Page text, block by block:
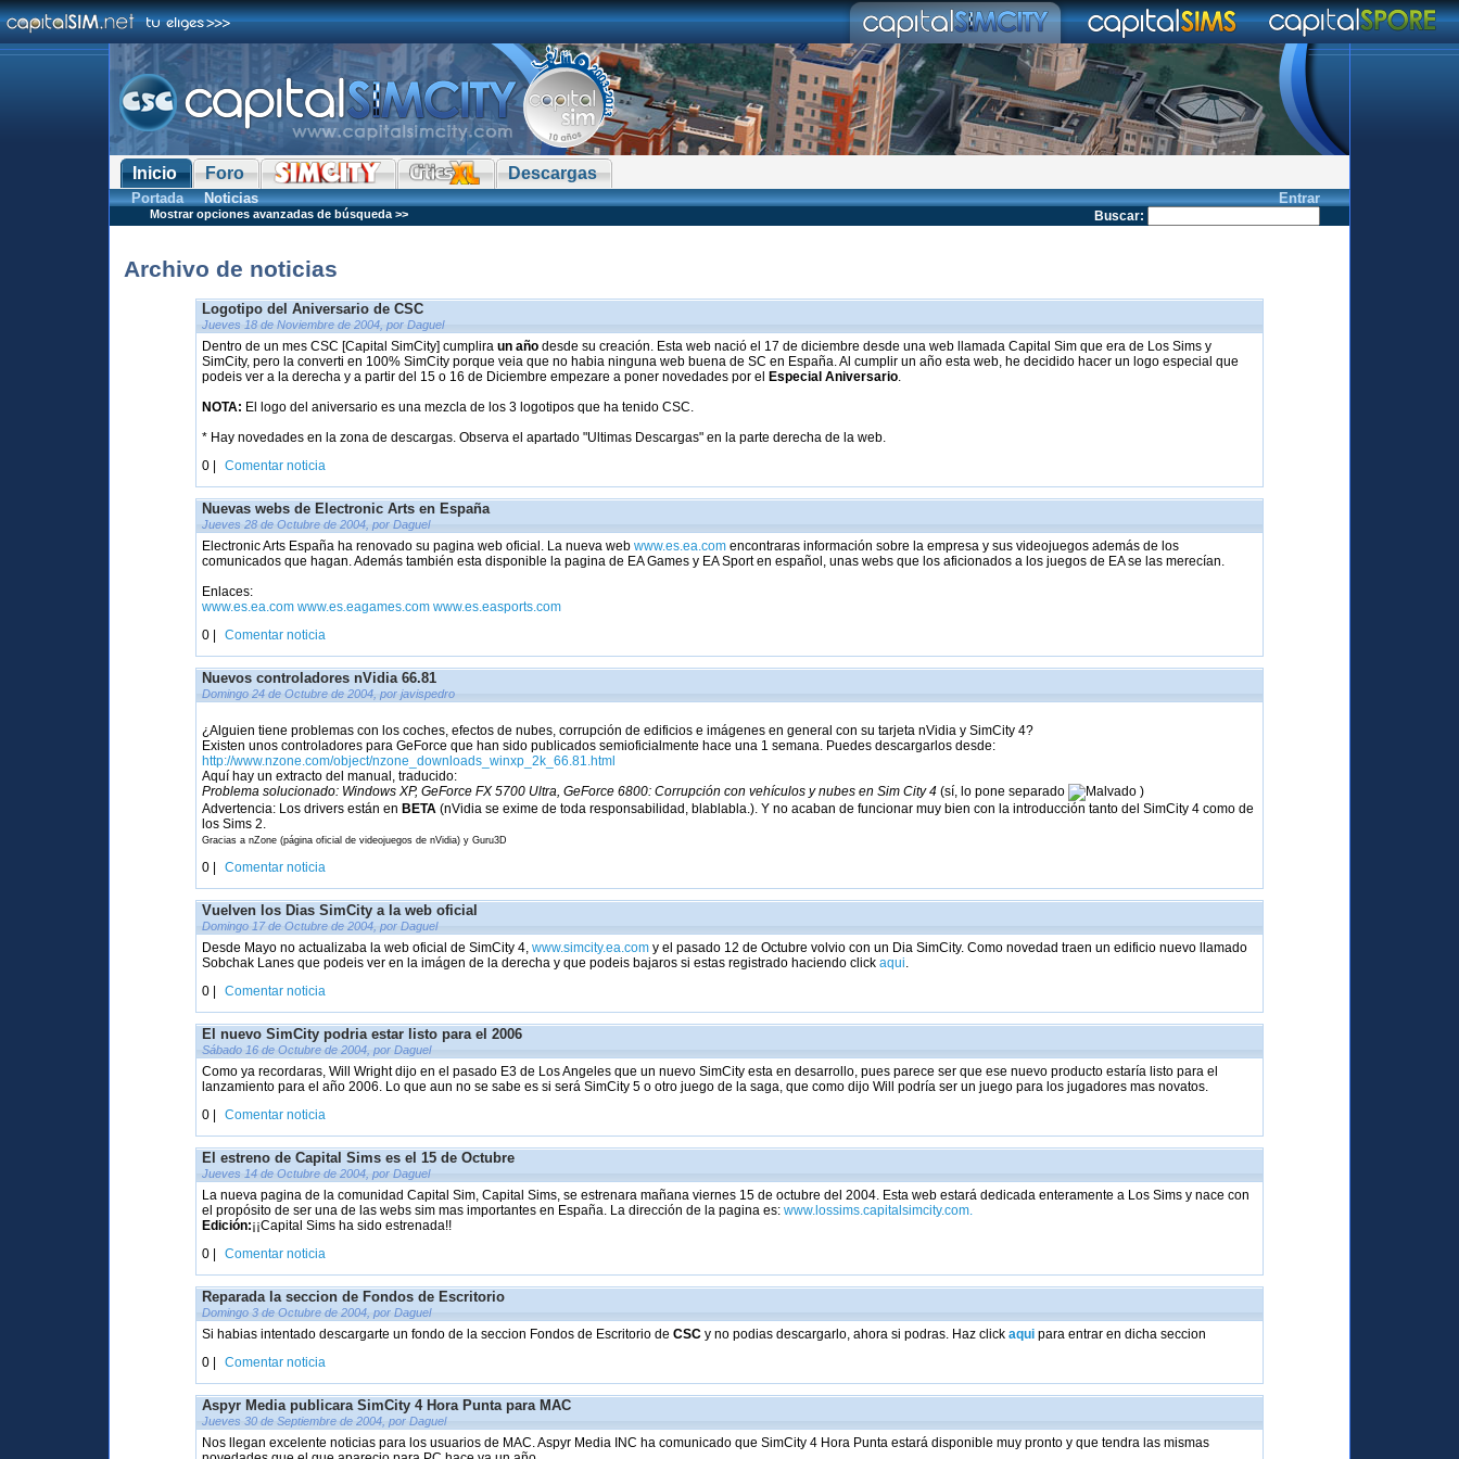
Inicio Foro Descargas
Entrar
Portada Noticias
Buscar:
Mostrar opciones avanzadas de búsqueda >>
Archivo de noticias
Logotipo del Aniversario de CSC
Jueves 18 de Noviembre de 2004, por Daguel
Dentro de un mes CSC [Capital SimCity] cumpliraun añodesde su creación. Esta web nació el 17 de diciembre desde una web llamada Capital Sim que era de Los Sims y
SimCity, pero la converti en 100% SimCity porque veia que no habia ninguna web buena de SC en España. Al cumplir un año esta web, he decidido hacer un logo especial que
podeis ver a la derecha y a partir del 15 o 16 de Diciembre empezare a poner novedades por el
Especial Aniversario.
NOTA: El logo del aniversario es una mezcla de los 3 logotipos que ha tenido CSC.
* Hay novedades en la zona de descargas. Observa el apartado "Ultimas Descargas" en la parte derecha de la web.
0 |
Comentar noticia
Nuevas webs de Electronic Arts en España
Jueves 28 de Octubre de 2004, por Daguel
Electronic Arts España ha renovado su pagina web oficial. La nueva webwww.es.ea.com encontraras información sobre la empresa y sus videojuegos además de los
comunicados que hagan. Además también esta disponible la pagina de EA Games y EA Sport en español, unas webs que los aficionados a los juegos de EA se las merecían.
Enlaces:
www.es.ea.com www.es.eagames.com www.es.easports.com
0 |
Comentar noticia
Nuevos controladores nVidia 66.81
Domingo 24 de Octubre de 2004, por javispedro
¿Alguien tiene problemas con los coches, efectos de nubes, corrupción de edificios e imágenes en general con su tarjeta nVidia y SimCity 4?
Existen unos controladores para GeForce que han sido publicados semioficialmente hace una 1 semana. Puedes descargarlos desde:
http://www.nzone.com/object/nzone_downloads_winxp_2k_66.81.html
Aquí hay un extracto del manual, traducido:
Problema solucionado: Windows XP, GeForce FX 5700 Ultra, GeForce 6800: Corrupción con vehículos y nubes en Sim City 4(sí, lo pone separado
)
Advertencia: Los drivers están en BETA (nVidia se exime de toda responsabilidad, blablabla.). Y no acaban de funcionar muy bien con la introducción tanto del SimCity 4 como de
los Sims 2.
Gracias a nZone (página oficial de videojuegos de nVidia) y Guru3D
0 | Comentar noticia
Vuelven los Dias SimCity a la web oficial
Domingo 17 de Octubre de 2004, por Daguel
Desde Mayo no actualizaba la web oficial de SimCity 4,www.simcity.ea.com y el pasado 12 de Octubre volvio con un Dia SimCity. Como novedad traen un edificio nuevo llamado
Sobchak Lanes que podeis ver en la imágen de la derecha y que podeis bajaros si estas registrado haciendo clickaqui.
0 |
Comentar noticia
El nuevo SimCity podria estar listo para el 2006
Sábado 16 de Octubre de 2004, por Daguel
Como ya recordaras, Will Wright dijo en el pasado E3 de Los Angeles que un nuevo SimCity esta en desarrollo, pues parece ser que ese nuevo producto estaría listo para el
lanzamiento para el año 2006. Lo que aun no se sabe es si será SimCity 5 o otro juego de la saga, que como dijo Will podría ser un juego para los jugadores mas novatos.
0 |
Comentar noticia
El estreno de Capital Sims es el 15 de Octubre
Jueves 14 de Octubre de 2004, por Daguel
La nueva pagina de la comunidad Capital Sim, Capital Sims, se estrenara mañana viernes 15 de octubre del 2004. Esta web estará dedicada enteramente a Los Sims y nace con
el propósito de ser una de las webs sim mas importantes en España. La dirección de la pagina es:www.lossims.capitalsimcity.com.
Edición:¡¡Capital Sims ha sido estrenada!!
0 |
Comentar noticia
Reparada la seccion de Fondos de Escritorio
Domingo 3 de Octubre de 2004, por Daguel
Si habias intentado descargarte un fondo de la seccion Fondos de Escritorio deCSC y no podias descargarlo, ahora si podras. Haz clickaqui para entrar en dicha seccion
0 |
Comentar noticia
Aspyr Media publicara SimCity 4 Hora Punta para MAC
Jueves 30 de Septiembre de 2004, por Daguel
Nos llegan excelente noticias para los usuarios de MAC. Aspyr Media INC ha comunicado que SimCity 4 Hora Punta estará disponible muy pronto y que tendra las mismas